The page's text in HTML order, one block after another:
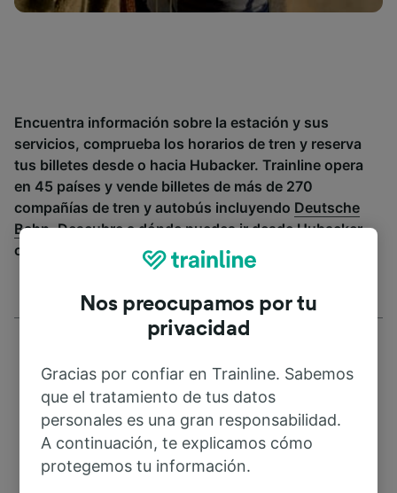
Encuentra información sobre la estación y sus
servicios, comprueba los horarios de tren y reserva
tus billetes desde o hacia Hubacker. Trainline opera
en 45 países y vende billetes de más de 270
compañías de tren y autobús incluyendo Deutsche
Bahn. Descubre a dónde puedes ir desde Hubacker
con Trainline.
Dirección
Im Hubacker 4
Nos preocupamos por tu
privacidad
Gracias por confiar en Trainline. Sabemos
que el tratamiento de tus datos
personales es una gran responsabilidad.
A continuación, te explicamos cómo
protegemos tu información.